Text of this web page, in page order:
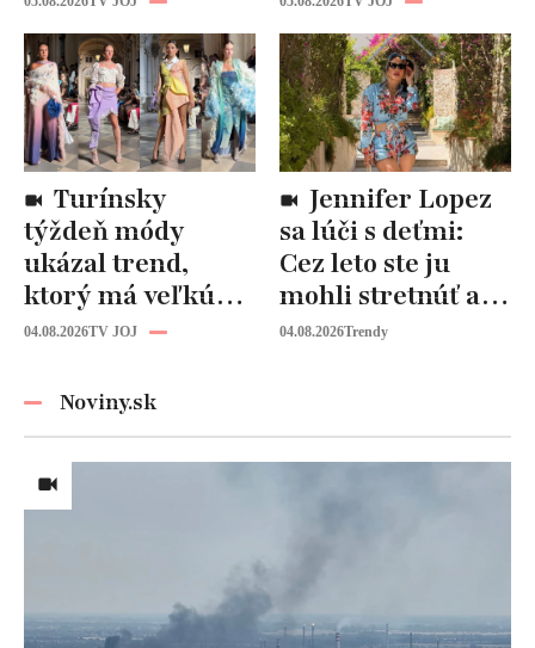
štýlové kúsky
detaile
týždeň módy
ukázal trend,
ktorý má veľkú
budúcnosť: Počuli
materiáli?
04.08.2026TV JOJ
sa lúči s deťmi:
Cez leto ste ju
mohli stretnúť aj
vy!
04.08.2026Trendy
Noviny.sk